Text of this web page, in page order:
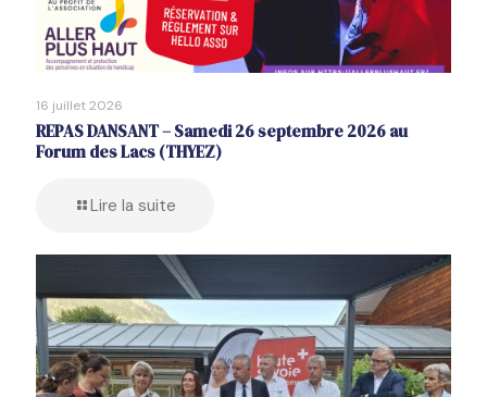
16 juillet 2026
REPAS DANSANT – Samedi 26 septembre 2026 au
Forum des Lacs (THYEZ)
Lire la suite